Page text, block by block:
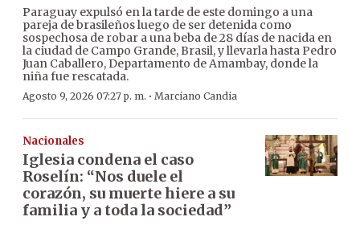
Paraguay expulsó en la tarde de este domingo a una
pareja de brasileños luego de ser detenida como
sospechosa de robar a una beba de 28 días de nacida en
la ciudad de Campo Grande, Brasil, y llevarla hasta Pedro
Juan Caballero, Departamento de Amambay, donde la
niña fue rescatada.
Agosto 9, 2026 07:27 p. m. · Marciano Candia
Nacionales
Iglesia condena el caso
Roselín: “Nos duele el
corazón, su muerte hiere a su
familia y a toda la sociedad”